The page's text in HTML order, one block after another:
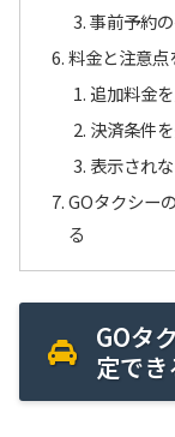
事前予約
料金と注意
追加料金
決済条件
表示され
GOタクシー
る
GOタ
定でき